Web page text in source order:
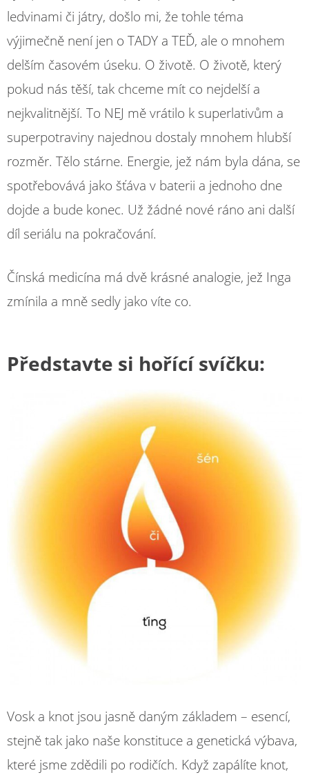
ledvinami či játry, došlo mi, že tohle téma
výjimečně není jen o TADY a TEĎ, ale o mnohem
delším časovém úseku. O životě. O životě, který
pokud nás těší, tak chceme mít co nejdelší a
nejkvalitnější. To NEJ mě vrátilo k superlativům a
superpotraviny najednou dostaly mnohem hlubší
rozměr. Tělo stárne. Energie, jež nám byla dána, se
spotřebovává jako šťáva v baterii a jednoho dne
dojde a bude konec. Už žádné nové ráno ani další
díl seriálu na pokračování.
Čínská medicína má dvě krásné analogie, jež Inga
zmínila a mně sedly jako víte co.
Představte si hořící svíčku:
Vosk a knot jsou jasně daným základem – esencí,
stejně tak jako naše konstituce a genetická výbava,
které jsme zdědili po rodičích. Když zapálíte knot,